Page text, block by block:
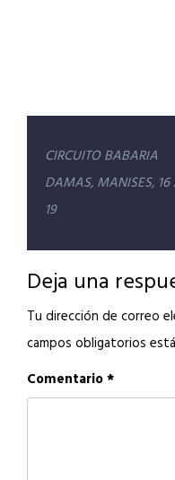
Navegación
de
entradas
CIRCUITO BABARIA
DAMAS, MANISES, 16
19
Deja una
Tu dirección de correo
campos obligatorios
Comentario*